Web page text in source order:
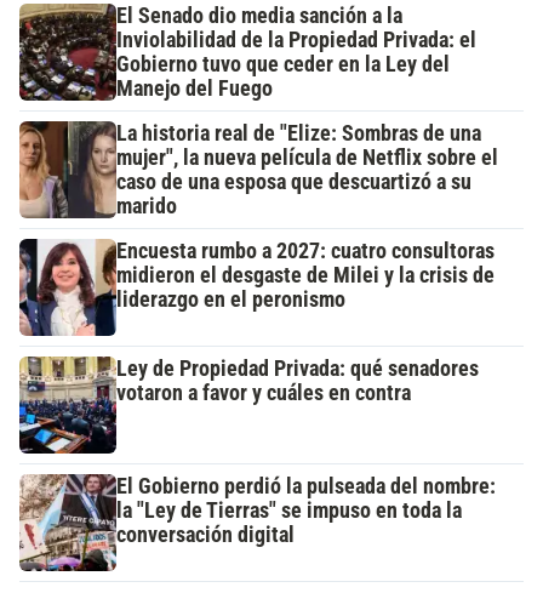
El Senado dio media sanción a la
Inviolabilidad de la Propiedad Privada: el
Gobierno tuvo que ceder en la Ley del
Manejo del Fuego
La historia real de "Elize: Sombras de una
mujer", la nueva película de Netflix sobre el
caso de una esposa que descuartizó a su
marido
Encuesta rumbo a 2027: cuatro consultoras
midieron el desgaste de Milei y la crisis de
liderazgo en el peronismo
Ley de Propiedad Privada: qué senadores
votaron a favor y cuáles en contra
El Gobierno perdió la pulseada del nombre:
la "Ley de Tierras" se impuso en toda la
conversación digital